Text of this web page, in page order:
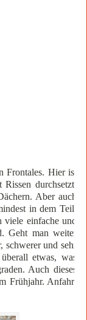
Frontales. Hier ist
durchsetzt.
Aber auch
in dem Teil,
einfache und
Geht man weiter
schwerer und sehr
etwas, was
Auch dieses
Frühjahr. Anfahrt